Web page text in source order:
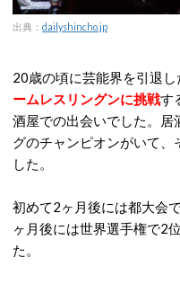
出典： dailyshincho.jp
20歳の頃に芸能界を引退
ームレスリングンに挑戦す
酒屋での出会いでした。居
グのチャンピオンがいて、
した。
初めて2ヶ月後には都大会
ヶ月後には世界選手権で2
た。